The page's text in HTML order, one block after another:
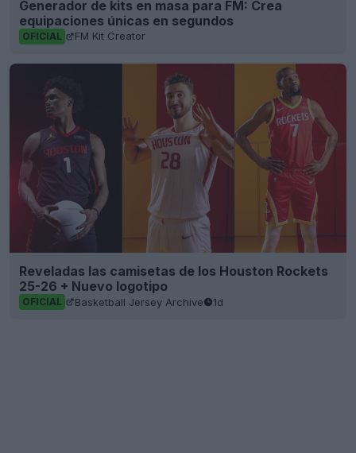
Generador de kits en masa para FM: Crea
equipaciones únicas en segundos
OFICIAL FM Kit Creator
Reveladas las camisetas de los Houston Rockets
25-26 + Nuevo logotipo
OFICIAL Basketball Jersey Archive 1d